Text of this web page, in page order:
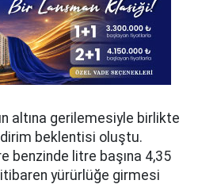
altına gerilemesiyle birlikte
beklentisi oluştu.
benzinde litre başına 4,35
itibaren yürürlüğe girmesi